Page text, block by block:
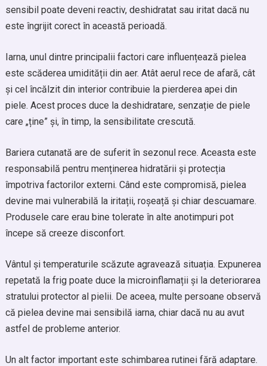
sensibil poate deveni reactiv, deshidratat sau iritat dacă nu
este îngrijit corect în această perioadă.
Iarna, unul dintre principalii factori care influențează pielea
este scăderea umidității din aer. Atât aerul rece de afară, cât
și cel încălzit din interior contribuie la pierderea apei din
piele. Acest proces duce la deshidratare, senzație de piele
care „ține” și, în timp, la sensibilitate crescută.
Bariera cutanată are de suferit în sezonul rece. Aceasta este
responsabilă pentru menținerea hidratării și protecția
împotriva factorilor externi. Când este compromisă, pielea
devine mai vulnerabilă la iritații, roșeață și chiar descuamare.
Produsele care erau bine tolerate în alte anotimpuri pot
începe să creeze disconfort.
Vântul și temperaturile scăzute agravează situația. Expunerea
repetată la frig poate duce la microinflamații și la deteriorarea
stratului protector al pielii. De aceea, multe persoane observă
că pielea devine mai sensibilă iarna, chiar dacă nu au avut
astfel de probleme anterior.
Un alt factor important este schimbarea rutinei fără adaptare.